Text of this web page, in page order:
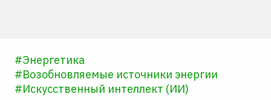
#Энергетика
#Возобновляемые источники энергии
#Искусственный интеллект (ИИ)